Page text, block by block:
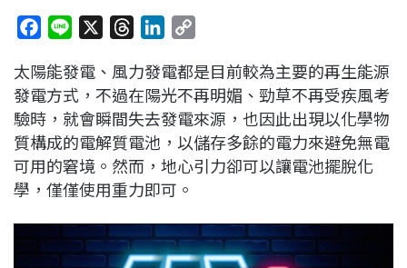
c
e
b
o
o
k
n
e
r
e
a
d
s
n
k
e
d
I
n
p
y
L
i
n
太陽能發電、風力發電都是目前較為主要的再生能源
發電方式，不過在陽光不再明媚、勁草不再受疾風考
驗時，就會瞬間失去發電來源，也因此出現以化學物
質構成的電解質電池，以儲存多餘的電力來避免無電
可用的窘境。然而，地心引力卻可以讓電池擺脫化
學，僅僅使用重力即可。